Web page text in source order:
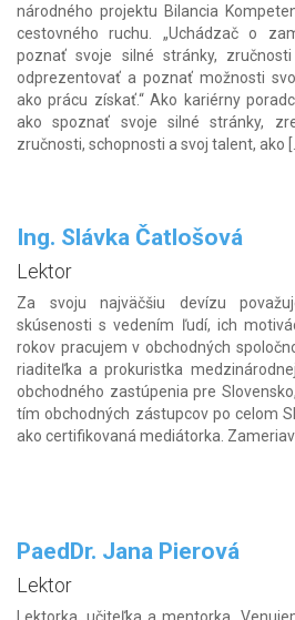
národného projektu Bilancia
cestovného ruchu. „Uchádzač o
poznať svoje silné stránky,
odprezentovať a poznať možnosti
ako prácu získať.“ Ako kariérny
ako spoznať svoje silné stránky,
zručnosti, schopnosti a svoj talent, ako
Ing. Slávka Čatlošová
Lektor
Za svoju najväčšiu devízu
skúsenosti s vedením ľudí, ich
rokov pracujem v obchodných
riaditeľka a prokuristka
obchodného zastúpenia pre
tím obchodných zástupcov po celom
ako certifikovaná mediátorka.
PaedDr. Jana Pierová
Lektor